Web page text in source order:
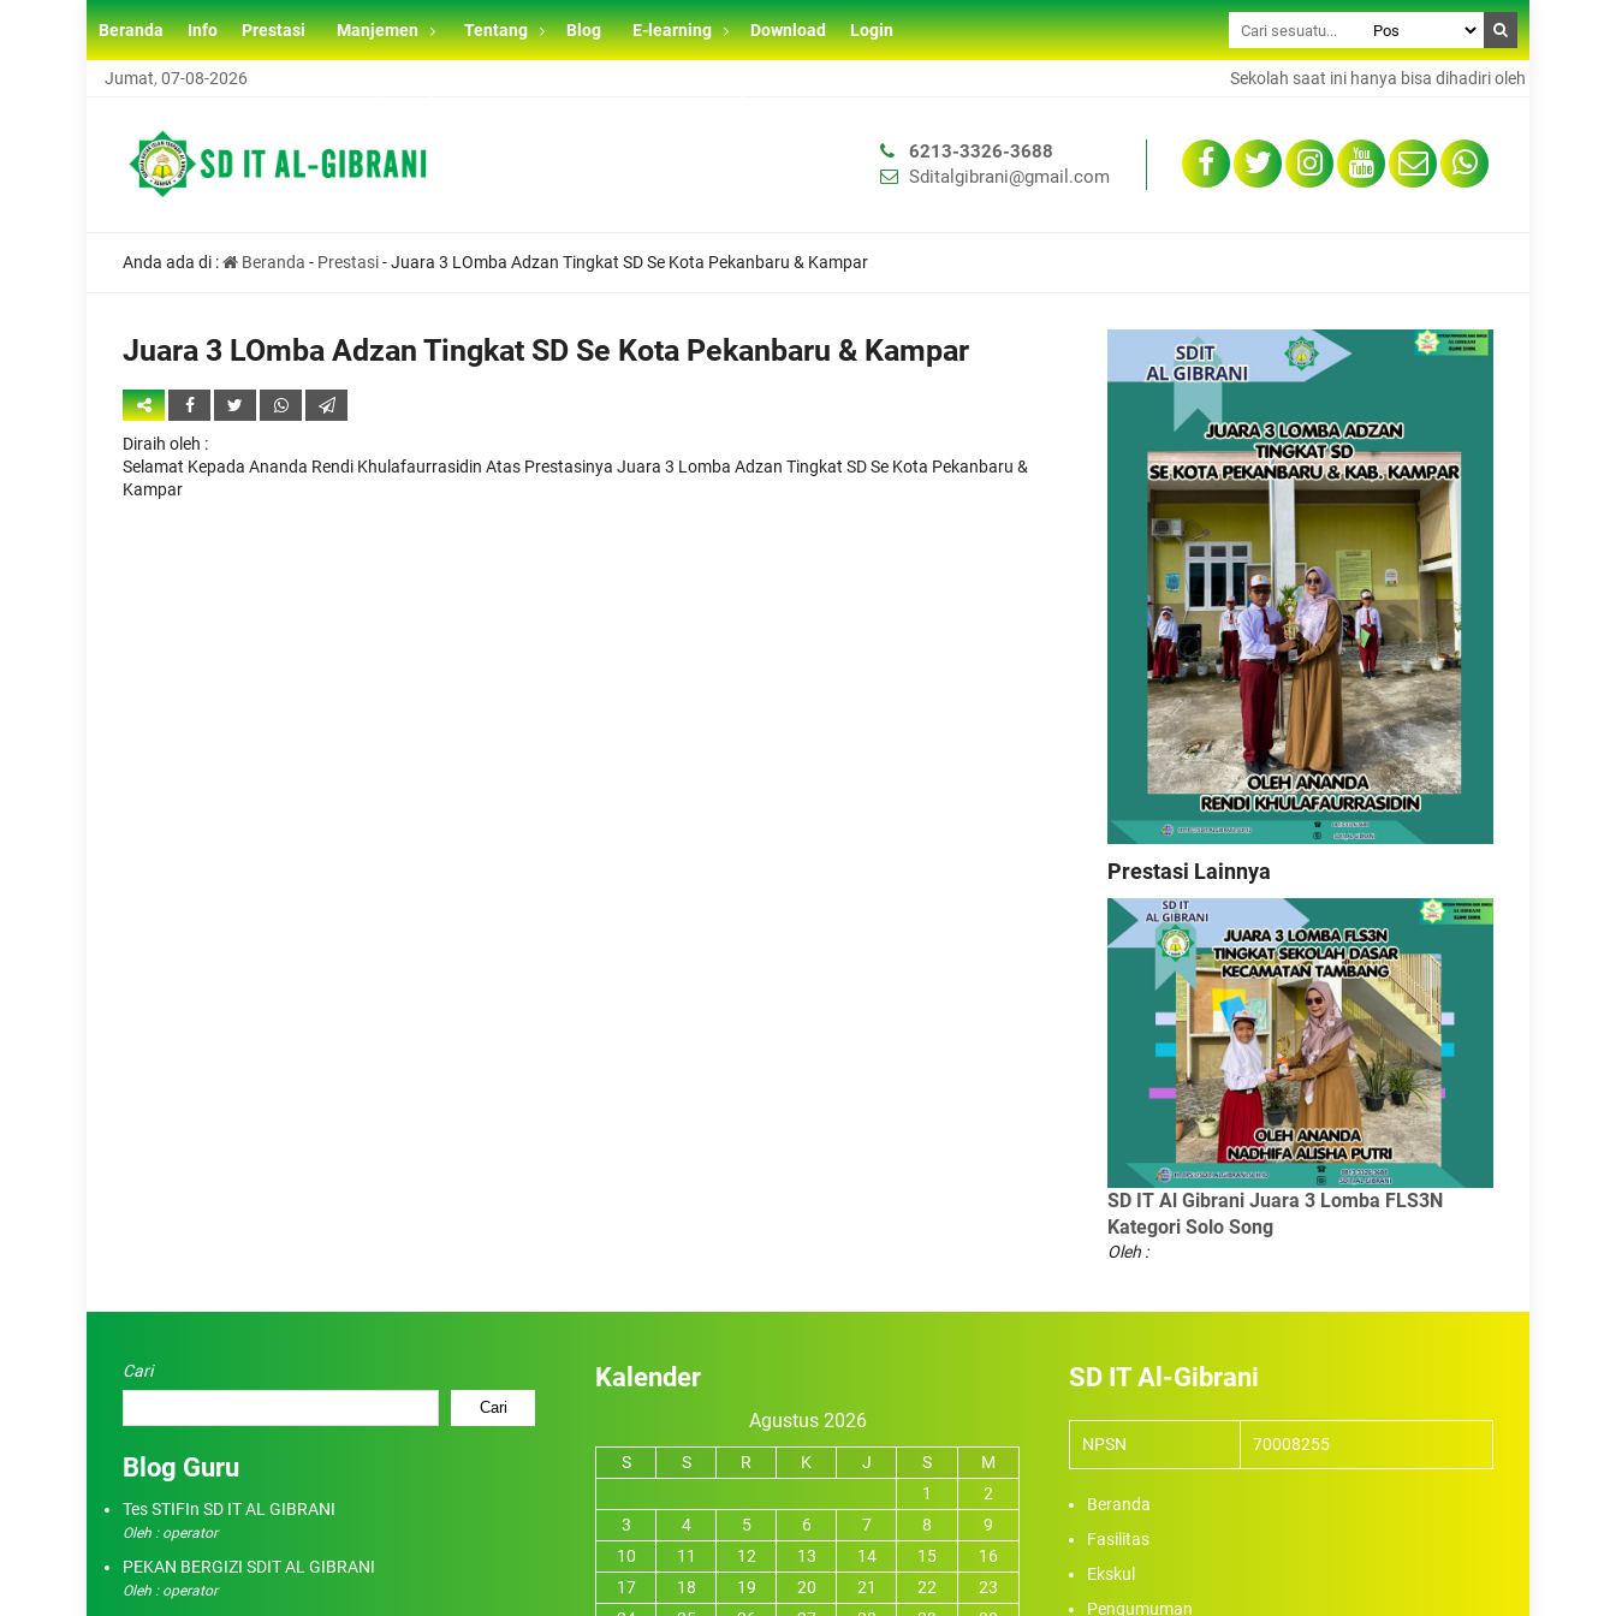
Beranda Info Prestasi Manjemen Tentang Blog E-learning Download Login
SISTEM PENERIMAAN MURID BARU (SPMB) SD IT AL GIBRANI TAHUN AJARAN 2026/2027
Jumat, 07-08-2026 Sekolah saat ini hanya bisa dihadiri oleh 50% dari total
6213-3326-3688
Sditalgibrani@gmail.com
Anda ada di : Beranda - Prestasi-Juara 3 LOmba Adzan Tingkat SD Se Kota Pekanbaru & Kampar
Juara 3 LOmba Adzan Tingkat SD Se Kota Pekanbaru & Kampar
Diraih oleh :
Selamat Kepada Ananda Rendi Khulafaurrasidin Atas Prestasinya Juara 3 Lomba Adzan Tingkat SD Se Kota Pekanbaru &
Kampar
Prestasi Lainnya
SD IT Al Gibrani Juara 3 Lomba FLS3N
Kategori Solo Song
Oleh :
Cari
Cari
Blog Guru
Tes STIFIn SD IT AL GIBRANI
Oleh : operator
PEKAN BERGIZI SDIT AL GIBRANI
Oleh : operator
Kalender
Agustus 2026
S S R K J S
M
1
2
3
4 5 6 7 8
9
10
11 12 13 14 15
16
17
18 19 20 21 22
23
SD IT Al-Gibrani
NPSN 70008255
Beranda
Fasilitas
Ekskul
Pengumuman